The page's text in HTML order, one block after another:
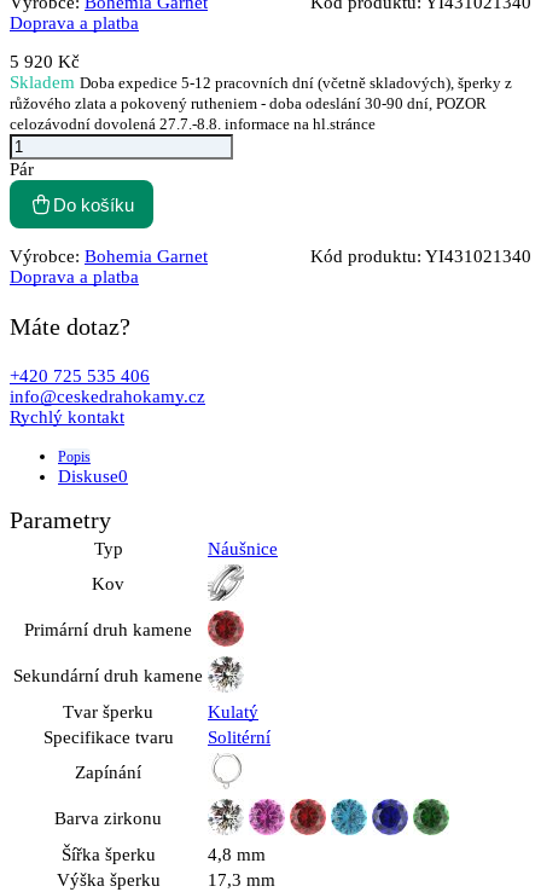
Doprava a platba
5 920 Kč
Skladem Doba expedice 5-12 pracovních dní (včetně skladových), šperky z
růžového zlata a pokovený rutheniem - doba odeslání 30-90 dní, POZOR
celozávodní dovolená 27.7.-8.8. informace na hl.stránce
Pár
Do košíku
Výrobce: Bohemia Garnet Kód produktu: YI431021340
Doprava a platba
Máte dotaz?
+420 725 535 406
info@ceskedrahokamy.cz
Rychlý kontakt
Popis
Diskuse0
Parametry
Typ
Náušnice
Kov
Primární druh kamene
Sekundární druh kamene
Tvar šperku
Kulatý
Specifikace tvaru
Solitérní
Zapínání
Barva zirkonu
Šířka šperku
4,8 mm
Výška šperku
17,3 mm